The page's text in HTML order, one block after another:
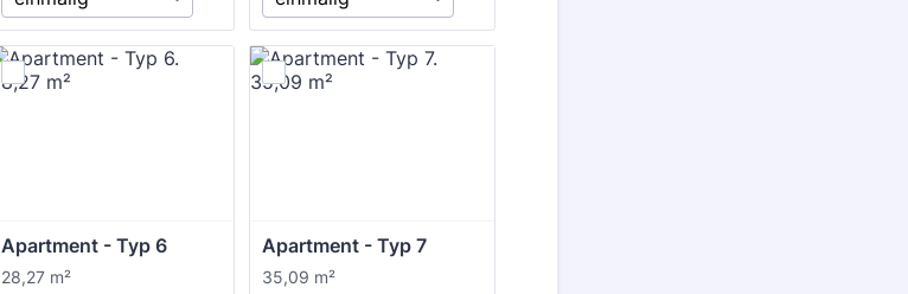
Apartment - Typ 6
28,27 m²
Apartment - Typ 7
35,09 m²